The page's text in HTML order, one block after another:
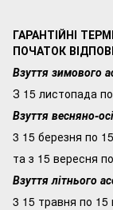
ГАРАНТІЙНІ
ПОЧАТОК
Взуття зимового
З 15 листопада
Взуття весняно-
3 15 березня по
та з 15 вересня
Взуття літнього
3 15 травня по 15